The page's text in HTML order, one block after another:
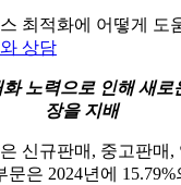
최적화에 어떻게 도
상담
노력으로 인해 새로
장을 지배
신규판매, 중고판매,
은 2024년에 15.79%